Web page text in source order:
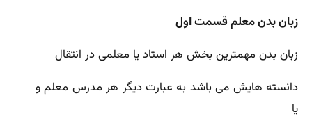
زبان بدن معلم قسمت اول
زبان بدن مهمترین بخش هر استاد یا معلمی در انتقال
دانسته هایش می باشد به عبارت دیگر هر مدرس معلم و
یا